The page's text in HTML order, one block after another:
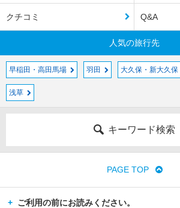
クチコミ Q&A
人気の旅行先
早稲田・高田馬場 羽田 大久保・新大久保
浅草
キーワード検索
PAGE TOP
ご利用の前にお読みください。